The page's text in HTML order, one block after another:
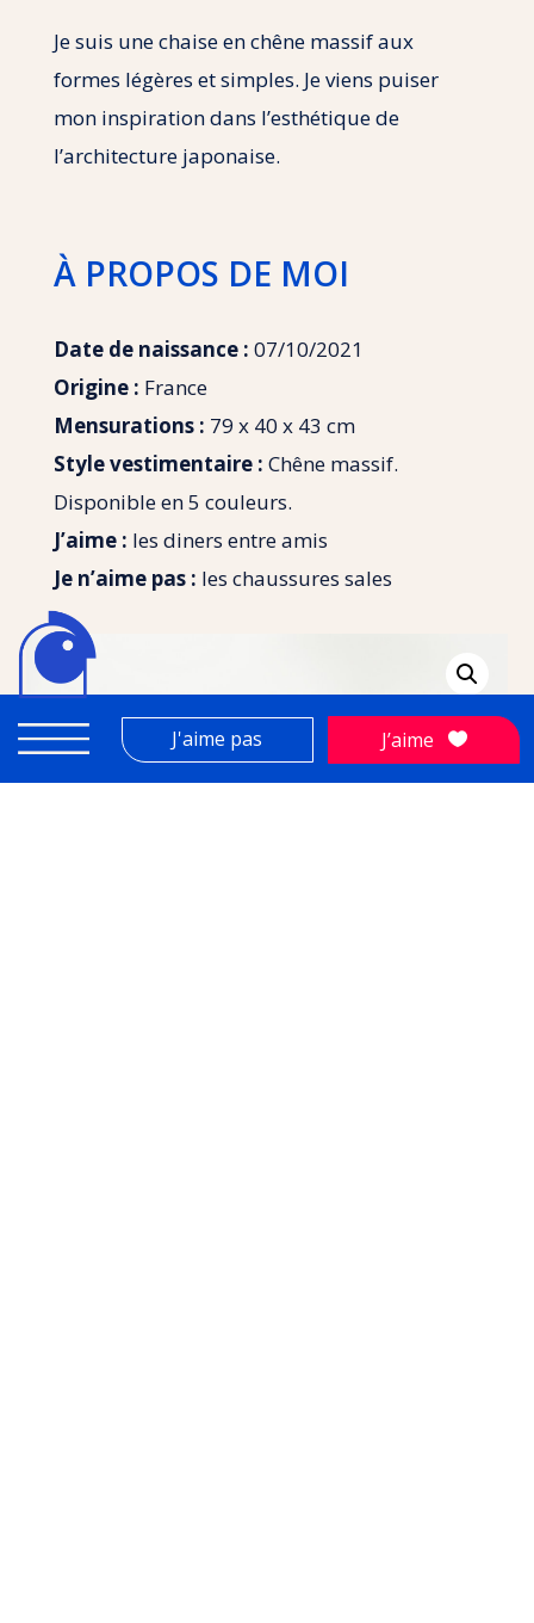
Je suis une chaise en chêne massif aux
formes légères et simples. Je viens puiser
mon inspiration dans l’esthétique de
l’architecture japonaise.
À PROPOS DE MOI
Date de naissance : 07/10/2021
Origine : France
Mensurations : 79 x 40 x 43 cm
Style vestimentaire : Chêne massif.
Disponible en 5 couleurs.
J’aime : les diners entre amis
Je n’aime pas : les chaussures sales
J'aime pas J’aime 